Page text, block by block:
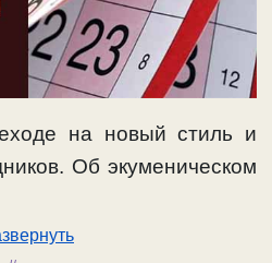
на новый стиль и
Об экуменическом